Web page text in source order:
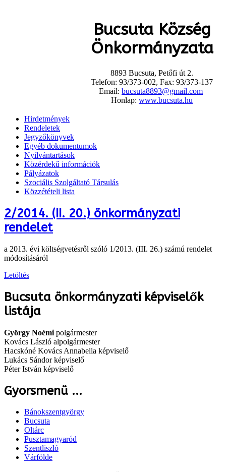
Bucsuta Község
Önkormányzata
8893 Bucsuta, Petőfi út 2.
Telefon: 93/373-002, Fax: 93/373-137
Email: bucsuta8893@gmail.com
Honlap: www.bucsuta.hu
Hirdetmények
Rendeletek
Jegyzőkönyvek
Egyéb dokumentumok
Nyilvántartások
Közérdekű információk
Pályázatok
Szociális Szolgáltató Társulás
Közzétételi lista
2/2014. (II. 20.) önkormányzati
rendelet
a 2013. évi költségvetésről szóló 1/2013. (III. 26.) számú rendelet
módosításáról
Letöltés
Bucsuta önkormányzati képviselők
listája
György Noémi polgármester
Kovács László alpolgármester
Hacskóné Kovács Annabella képviselő
Lukács Sándor képviselő
Péter István képviselő
Gyorsmenü ...
Bánokszentgyörgy
Bucsuta
Oltárc
Pusztamagyaród
Szentliszló
Várfölde